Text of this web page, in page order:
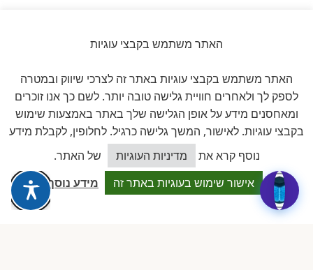
דירוג 5 ★ מתוך 5
★★★★★על בסיס11 ביקורות מאומתות
לכל הביקורות ב-Google
D
האתר משתמש בקבצי עוגיות
האתר משתמש בקבצי עוגיות באתר זה לצרכי שיווק ובמטרה
לספק לך ולאחרים חוויית גלישה טובה יותר. לשם כך אנו זוכרים
ומאחסנים מידע על אופן הגלישה שלך באתר באמצעות שימוש
בקבצי עוגיות. לאישור, המשך גלישה כרגיל. לחלופין, לקבלת מידע
נוסף קרא את
מדיניות העוגיות
של האתר.
אישור שימוש בעוגיות באתר זה
מידע נוסף
כיצד אוכל לסייע?